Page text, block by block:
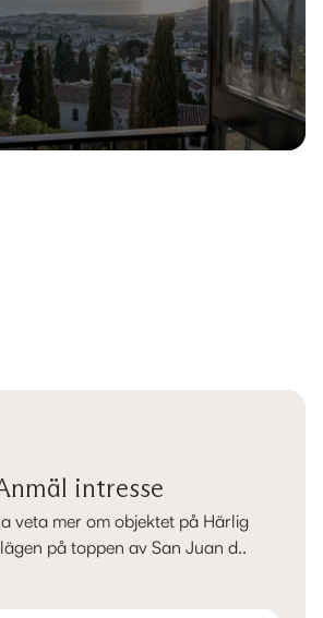
intresse
veta mer om objektet på Härlig
på toppen av San Juan d..